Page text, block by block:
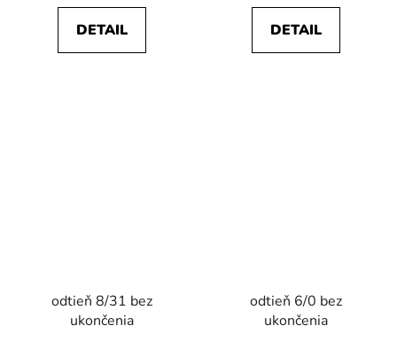
DETAIL DETAIL
odtieň 8/31 bez
ukončenia
odtieň 6/0 bez
ukončenia